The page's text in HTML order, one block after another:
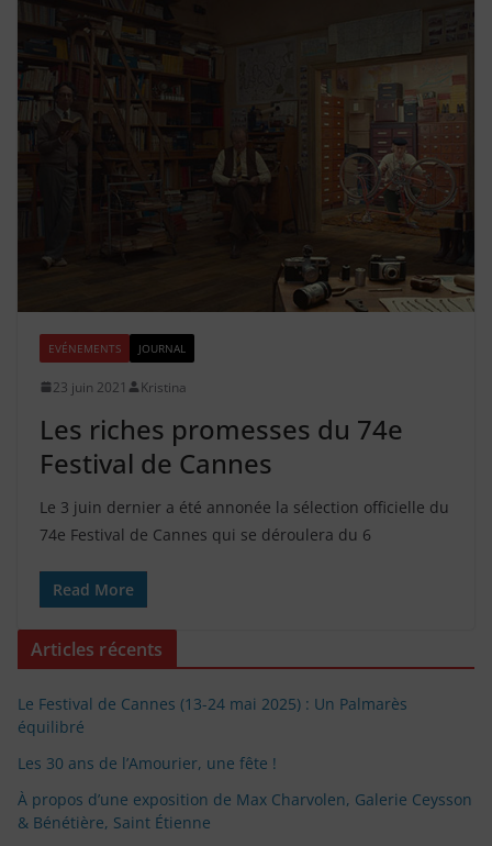
EVÉNEMENTS JOURNAL
23 juin 2021 Kristina
Les riches promesses du 74e
Festival de Cannes
Le 3 juin dernier a été annonée la sélection officielle du
74e Festival de Cannes qui se déroulera du 6
Read More
Articles récents
Le Festival de Cannes (13-24 mai 2025) : Un Palmarès
équilibré
Les 30 ans de l’Amourier, une fête !
À propos d’une exposition de Max Charvolen, Galerie Ceysson
& Bénétière, Saint Étienne